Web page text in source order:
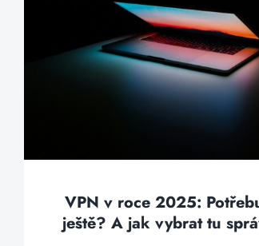
VPN v roce 2025:
ještě? A jak vybrat tu